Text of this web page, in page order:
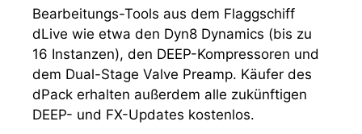
Bearbeitungs-Tools aus dem Flaggschiff
dLive wie etwa den Dyn8 Dynamics (bis zu
16 Instanzen), den DEEP-Kompressoren und
dem Dual-Stage Valve Preamp. Käufer des
dPack erhalten außerdem alle zukünftigen
DEEP- und FX-Updates kostenlos.